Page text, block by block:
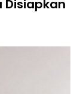
Disiapkan